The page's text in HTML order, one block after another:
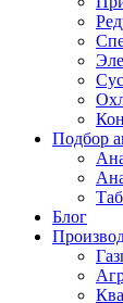
Подбор
Блог